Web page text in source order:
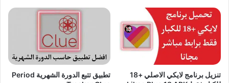
تنزيل برنامج لايكي الاصلي +18
تطبيق تتبع الدورة الشهرية Period